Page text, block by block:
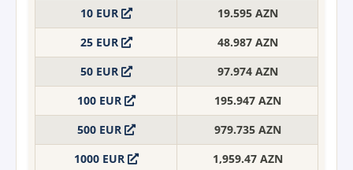
10 EUR
19.595 AZN
25 EUR
48.987 AZN
50 EUR
97.974 AZN
100 EUR
195.947 AZN
500 EUR
979.735 AZN
1000 EUR
1,959.47 AZN